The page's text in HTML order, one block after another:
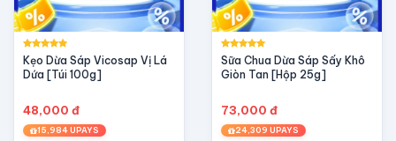
Kẹo Dừa Sáp Vicosap Vị Lá
Dứa [Túi 100g]
48,000 đ
15,984 UPAYS
Sữa Chua Dừa Sáp Sấy Khô
Giòn Tan [Hộp 25g]
73,000 đ
24,309 UPAYS